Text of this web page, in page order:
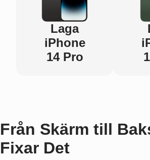
Laga
iPhone
14 Pro
Från Skärm till
Fixar Det